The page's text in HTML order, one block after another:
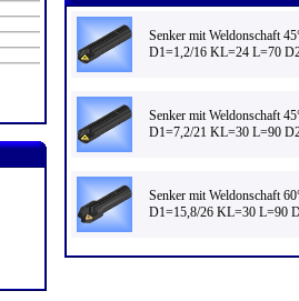
Senker mit Weldonschaft
D1=1,2/16 KL=24 L=70
Senker mit Weldonschaft
D1=7,2/21 KL=30 L=90
Senker mit Weldonschaft
D1=15,8/26 KL=30 L=90